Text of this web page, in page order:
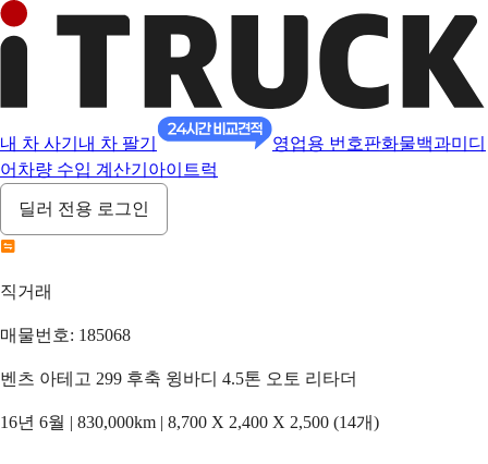
내 차 사기 내 차 팔기 영업용 번호판화물백과미디
어 차량 수입 계산기 아이트럭
딜러 전용 로그인
직거래
매물번호: 185068
벤츠 아테고 299 후축 윙바디 4.5톤 오토 리타더
16년 6월 | 830,000km | 8,700 X 2,400 X 2,500 (14개)